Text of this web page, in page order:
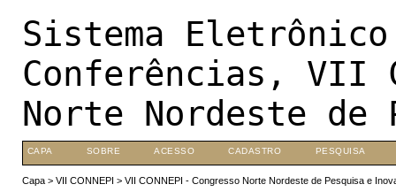
Sistema
Conferências, VII
Norte Nordeste de
CAPA SOBRE ACESSO CADASTRO PESQUISA
Capa> VII CONNEPI > VII CONNEPI - Congresso Norte Nordeste de Pesquisa e